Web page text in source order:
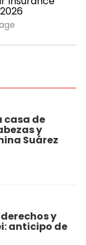
casa de
y
Suárez
y
anticipo de